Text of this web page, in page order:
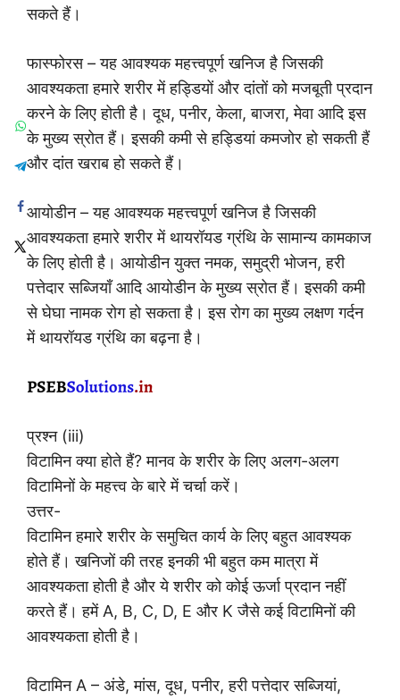
सकते हैं।
फास्फोरस – यह आवश्यक महत्त्वपूर्ण खनिज है जिसकी
आवश्यकता हमारे शरीर में हड्डियों और दांतों को मजबूती प्रदान
करने के लिए होती है। दूध, पनीर, केला, बाजरा, मेवा आदि इस
के मुख्य स्रोत हैं। इसकी कमी से हड्डियां कमजोर हो सकती हैं
और दांत खराब हो सकते हैं।
आयोडीन – यह आवश्यक महत्त्वपूर्ण खनिज है जिसकी
आवश्यकता हमारे शरीर में थायरॉयड ग्रंथि के सामान्य कामकाज
के लिए होती है। आयोडीन युक्त नमक, समुद्री भोजन, हरी
पत्तेदार सब्जियाँ आदि आयोडीन के मुख्य स्रोत हैं। इसकी कमी
से घेघा नामक रोग हो सकता है। इस रोग का मुख्य लक्षण गर्दन
में थायरॉयड ग्रंथि का बढ़ना है।
प्रश्न (iii)
विटामिन क्या होते हैं? मानव के शरीर के लिए अलग-अलग
विटामिनों के महत्त्व के बारे में चर्चा करें।
उत्तर-
विटामिन हमारे शरीर के समुचित कार्य के लिए बहुत आवश्यक
होते हैं। खनिजों की तरह इनकी भी बहुत कम मात्रा में
आवश्यकता होती है और ये शरीर को कोई ऊर्जा प्रदान नहीं
करते हैं। हमें A, B, C, D, E और K जैसे कई विटामिनों की
आवश्यकता होती है।
विटामिन A – अंडे, मांस, दूध, पनीर, हरी पत्तेदार सब्जियां,